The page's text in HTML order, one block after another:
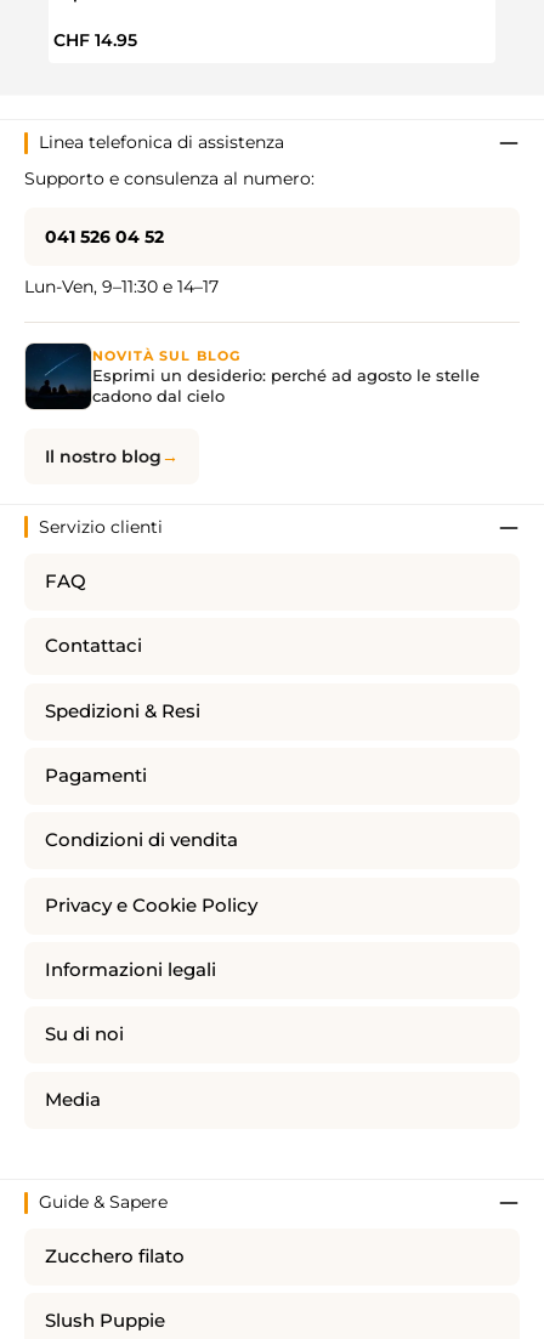
Prezzo normale:
CHF 14.95
Linea telefonica di assistenza
Supporto e consulenza al numero:
041 526 04 52
Lun-Ven, 9–11:30 e 14–17
NOVITÀ SUL BLOG
Esprimi un desiderio: perché ad agosto le stelle
cadono dal cielo
Il nostro blog
Servizio clienti
FAQ
Contattaci
Spedizioni & Resi
Pagamenti
Condizioni di vendita
Privacy e Cookie Policy
Informazioni legali
Su di noi
Media
Guide & Sapere
Zucchero filato
Slush Puppie